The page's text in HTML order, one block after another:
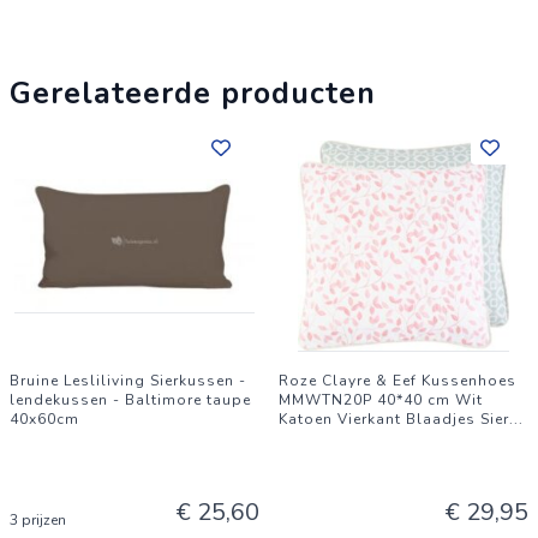
Gerelateerde producten
Bruine Lesliliving Sierkussen -
lendekussen - Baltimore taupe
40x60cm
3 prijzen € 25,60
Roze Clayre & Eef Kussenhoes
MMWTN20P 40*40 cm Wit
Katoen Vierkant Blaadjes Sier...
€ 29,95